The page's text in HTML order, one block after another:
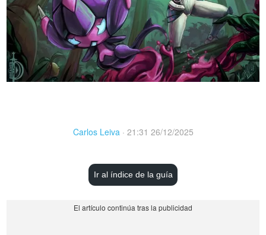
Carlos Leiva · 21:31 26/12/2025
Ir al índice de la guía